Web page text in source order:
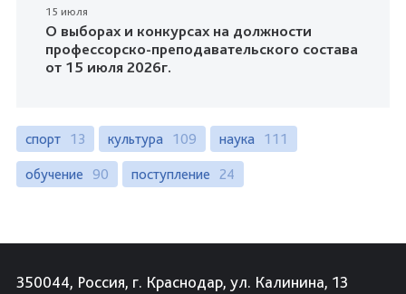
15 июля
О выборах и конкурсах на должности
профессорско-преподавательского состава
от 15 июля 2026г.
спорт 13 культура 109 наука 111
обучение 90 поступление 24
350044, Россия, г. Краснодар, ул. Калинина, 13